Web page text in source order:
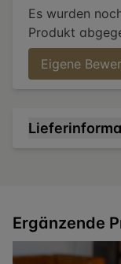
Es wurden
Produkt
Eigene
Ergänzende